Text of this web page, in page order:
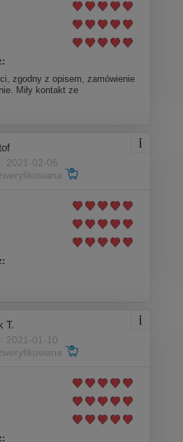
zgodny z opisem, zamówienie
Miły kontakt ze
2021-02-06
T.
2021-01-10